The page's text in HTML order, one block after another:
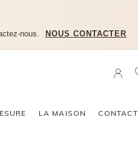
nous. NOUS CONTACTER
LA MAISON CONTACT